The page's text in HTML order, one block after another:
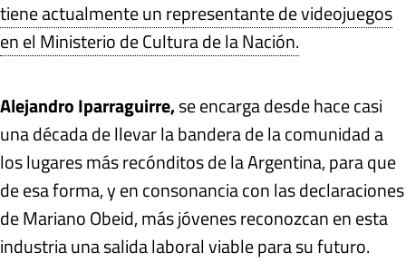
tiene actualmente un representante de videojuegos
en el Ministerio de Cultura de la Nación.
Alejandro Iparraguirre,se encarga desde hace casi
una década de llevar la bandera de la comunidad a
los lugares más recónditos de la Argentina, para que
de esa forma, y en consonancia con las declaraciones
de Mariano Obeid, más jóvenes reconozcan en esta
industria una salida laboral viable para su futuro.